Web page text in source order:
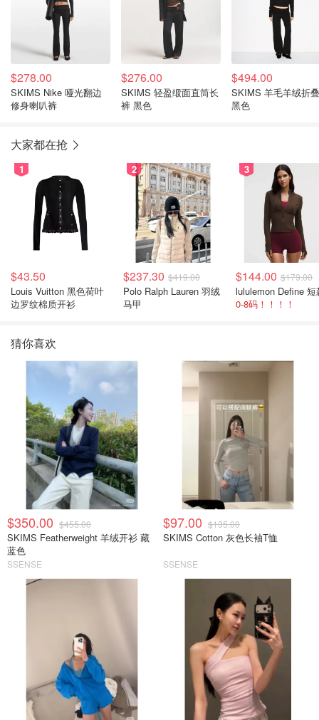
$278.00
SKIMS Nike 哑光翻边
修身喇叭裤
$276.00
SKIMS 轻盈缎面直筒长
裤 黑色
$494.00
SKIMS 羊毛羊绒折
黑色
大家都在抢
1
$43.50
Louis Vuitton 黑色荷叶
边罗纹棉质开衫
2
$237.30 $419.00
Polo Ralph Lauren 羽绒
马甲
3
$144.00 $179.00
0-8码！！！！
猜你喜欢
$350.00 $455.00
SKIMS Featherweight 羊绒开衫 藏
蓝色
SSENSE
$97.00 $135.00
SKIMS Cotton 灰色长袖T恤
SSENSE